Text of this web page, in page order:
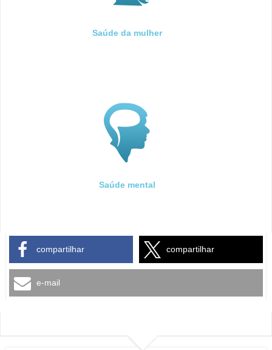
Saúde da mulher
Saúde mental
compartilhar compartilhar
e-mail